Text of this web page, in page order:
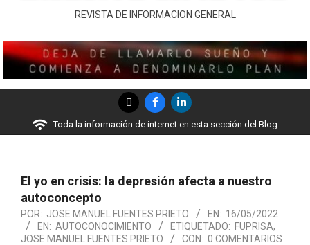
BITACORA
EN
LA
RED
REVISTA DE INFORMACION GENERAL
navegación
Toda la información de internet en esta sección del Blog
El yo en crisis: la depresión afecta a nuestro
autoconcepto
POR: JOSE MANUEL FUENTES PRIETO EN: 16/05/2022
EN: AUTOCONOCIMIENTO ETIQUETADO: FUPRISA,
JOSE MANUEL FUENTES PRIETO
CON: 0 COMENTARIOS